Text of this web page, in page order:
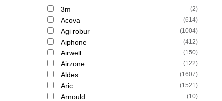
3m (2)
Acova (614)
Agi robur (1004)
Aiphone (412)
Airwell (150)
Airzone (122)
Aldes (1607)
Aric (1521)
Arnould (10)